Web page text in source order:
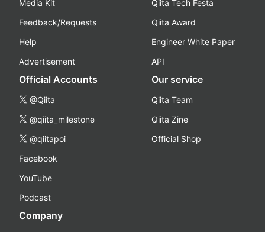
Media Kit
Feedback/Requests
Help
Advertisement
Qiita Tech Festa
Qiita Award
Engineer White Paper
API
Official Accounts
@Qiita
@qiita_milestone
@qiitapoi
Facebook
YouTube
Podcast
Our service
Qiita Team
Qiita Zine
Official Shop
Company